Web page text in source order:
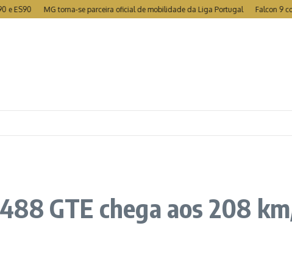
MG torna-se parceira oficial de mobilidade da Liga Portugal Falcon 9 colide
GTE chega aos 208